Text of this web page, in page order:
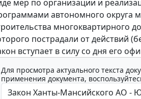
мер по организации и
автономного округа
многоквартирного
пострадали от действий
вступает в силу со дня его
Для просмотра актуального текста
применения документа,